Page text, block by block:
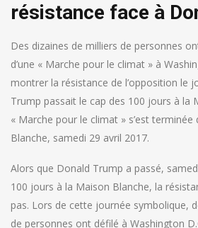
résistance face à
Des dizaines de milliers de personnes
d’une « Marche pour le climat » à
montrer la résistance de l’opposition le
Trump passait le cap des 100 jours à la
« Marche pour le climat » s’est
Blanche, samedi 29 avril 2017.
Alors que Donald Trump a passé,
100 jours à la Maison Blanche, la
pas. Lors de cette journée symbolique,
de personnes ont défilé à Washington